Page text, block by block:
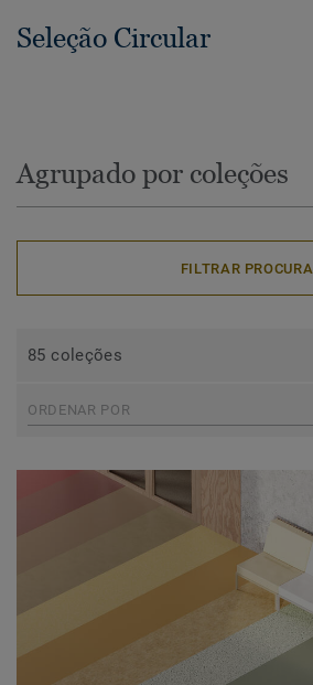
Seleção Circular
Agrupado por coleções
FILTRAR PROCURA
85 coleções
ORDENAR POR